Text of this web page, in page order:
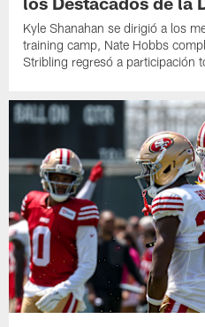
Kyle Shanahan se dirigió a los
training camp, Nate Hobbs
Stribling regresó a participación